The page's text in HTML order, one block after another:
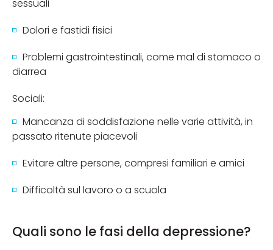
sessuali
Dolori e fastidi fisici
Problemi gastrointestinali, come mal di stomaco o
diarrea
Sociali:
Mancanza di soddisfazione nelle varie attività, in
passato ritenute piacevoli
Evitare altre persone, compresi familiari e amici
Difficoltà sul lavoro o a scuola
Quali sono le fasi della depressione?